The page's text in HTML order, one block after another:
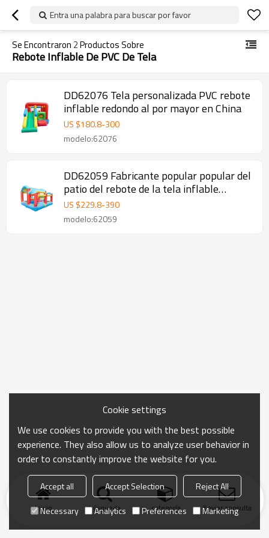
Entra una palabra para buscar por favor
Se Encontraron 2Productos Sobre
Rebote Inflable De PVC De Tela
DD62076 Tela personalizada PVC rebote
inflable redondo al por mayor en China
US $180.8-300
modelo:62076
DD62059 Fabricante popular popular del
patio del rebote de la tela inflable
prefabricada en China
US $229.8-390
modelo:62059
Inicio búsqueda categoría Enviar consulta
Cookie settings
We use cookies to provide you with the best possible
experience. They also allow us to analyze user behavior in
order to constantly improve the website for you.
Accept all Accept Selection
Reject All
Necessary
Analytics Preferences Marketing